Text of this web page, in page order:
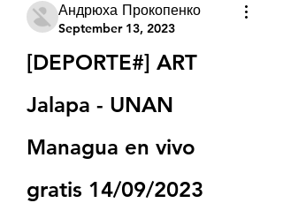
Андрюха Прокопенко
September 13, 2023
[DEPORTE#] ART
Jalapa - UNAN
Managua en vivo
gratis 14/09/2023